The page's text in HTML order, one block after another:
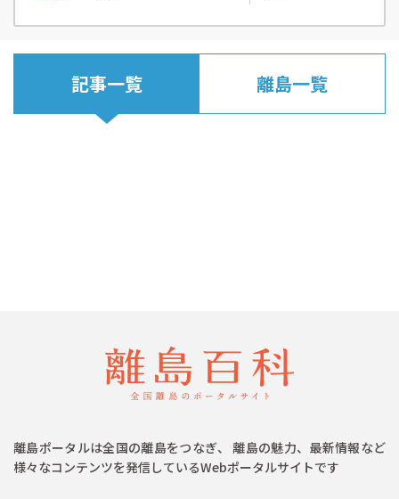
記事一覧 離島一覧
離島ポータルは全国の離島をつなぎ、 離島の魅力、最新情報など
様々なコンテンツを発信しているWebポータルサイトです